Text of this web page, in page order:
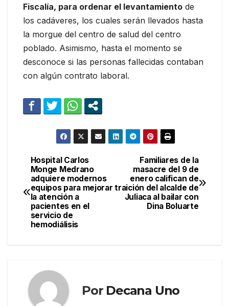
Fiscalía, para ordenar el levantamiento de
los cadáveres, los cuales serán llevados hasta
la morgue del centro de salud del centro
poblado. Asimismo, hasta el momento se
desconoce si las personas fallecidas contaban
con algún contrato laboral.
Navegación
de
entradas
Familiares de la
masacre del 9 de
enero califican de
traición del alcalde de
Juliaca al bailar con
Dina Boluarte
Hospital Carlos
Monge Medrano
adquiere modernos
equipos para mejorar
la atención a
pacientes en el
servicio de
hemodiálisis
Por Decana Uno